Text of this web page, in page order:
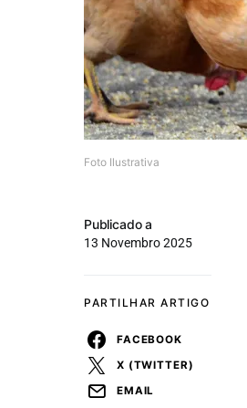
Foto Ilustrativa
Publicado a
13 Novembro 2025
PARTILHAR ARTIGO
FACEBOOK
X (TWITTER)
EMAIL